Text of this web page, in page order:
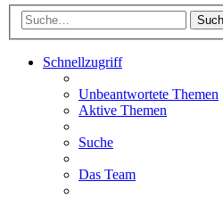
Schnellzugriff
Unbeantwortete Themen
Aktive Themen
Suche
Das Team